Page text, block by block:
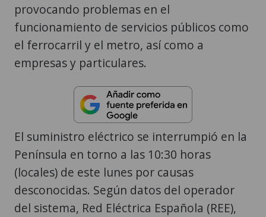
provocando problemas en el
funcionamiento de servicios públicos como
el ferrocarril y el metro, así como a
empresas y particulares.
El suministro eléctrico se interrumpió en la
Península en torno a las 10:30 horas
(locales) de este lunes por causas
desconocidas. Según datos del operador
del sistema, Red Eléctrica Española (REE),